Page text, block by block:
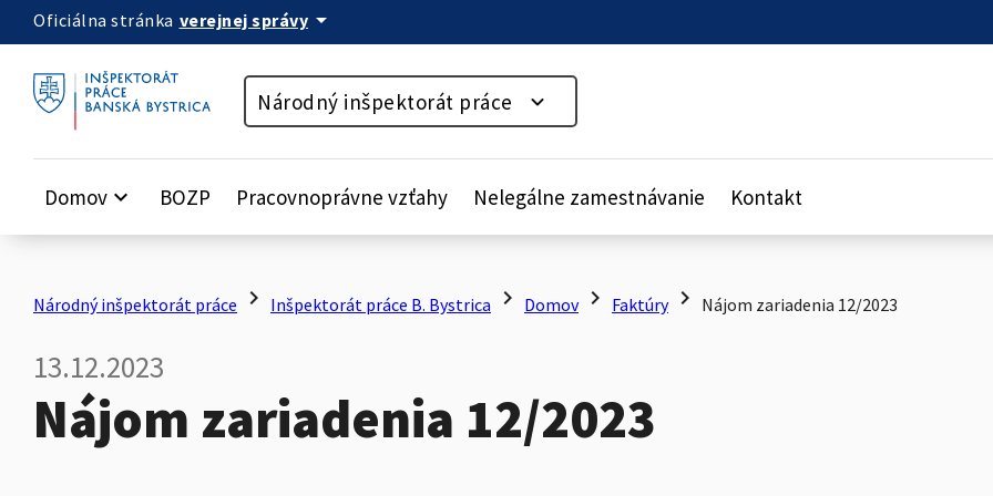
Preskočiť na obsah
Oficiálna stránka verejnej správy arrow_drop_down
Národný inšpektorát práce
Domov keyboard_arrow_down BOZP Pracovnoprávne vzťahy Nelegálne zamestnávanie Kontakt
Národný inšpektorát práce chevron_right Inšpektorát práce B. Bystrica chevron_right Domov chevron_right Faktúry chevron_right Nájom zariadenia 12/2023
13.12.2023
Nájom zariadenia 12/2023